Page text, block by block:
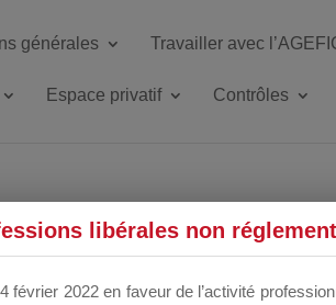
générales Travailler avec
Espace privatif Contrôles
libérales non
février 2022 en faveur de l’activité